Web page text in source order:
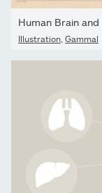
Illustration Gammal